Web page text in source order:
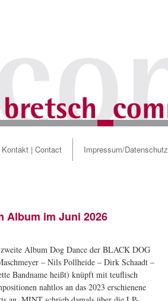
Kontakt | Contact Impressum/Datenschutz
Album im Juni 2026
Album Dog Dance der BLACK DOG
– Nils Pollheide – Dirk Schaadt –
Bandname heißt) knüpft mit teuflisch
nahtlos an das 2023 erschienene